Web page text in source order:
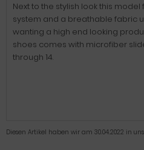
Next to the stylish look this
system and a breathable fabric
wanting a high end looking
shoes comes with microfiber
through 14.
Diesen Artikel haben wir am 30.04.2022 in